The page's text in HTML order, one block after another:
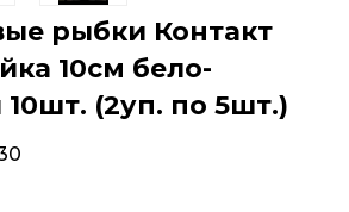
рыбки Контакт
10см бело-
(2уп. по 5шт.)